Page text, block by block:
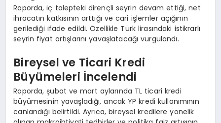
Raporda, iç talepteki dirençli seyrin devam ettiği, net
ihracatın katkısının arttığı ve cari işlemler açığının
gerilediği ifade edildi. Özellikle Türk lirasındaki istikrarlı
seyrin fiyat artışlarını yavaşlatacağı vurgulandı.
Bireysel ve Ticari Kredi
Büyümeleri İncelendi
Raporda, şubat ve mart aylarında TL ticari kredi
büyümesinin yavaşladığı, ancak YP kredi kullanımının
canlandığı belirtildi. Ayrıca, bireysel kredilere yönelik